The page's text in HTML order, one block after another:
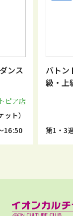
ンス
ピア店
ト）
16:50
バトン
級・上
第1・3